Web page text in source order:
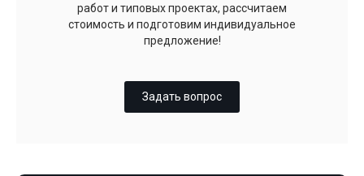
работ и типовых проектах, рассчитаем
стоимость и подготовим индивидуальное
предложение!
Задать вопрос